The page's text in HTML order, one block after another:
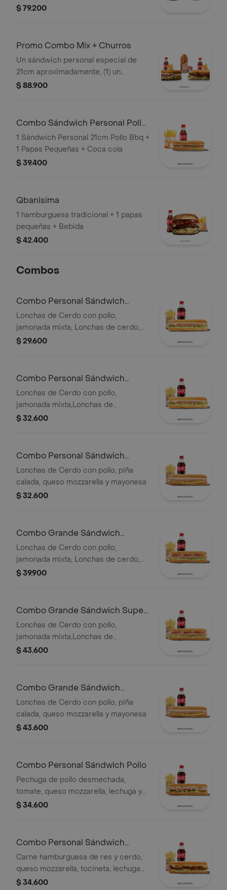
$ 79.200
Promo Combo Mix + Churros
Un sándwich personal especial de
21cm aproximadamente, (1) un
sándwich personal ropa vieja o pollo
limonadas 16oz o (2) dos gaseosas
personal con arequipe
$ 88.900
Combo Sándwich Personal Pollo
BBQ
1 Sándwich Personal 21cm Pollo Bbq +
1 Papas Pequeñas + Coca cola
$ 39.400
Qbanisima
1 hamburguesa tradicional + 1 papas
pequeñas + Bebida
$ 42.400
Combos
Combo Personal Sándwich
Especial
Lonchas de Cerdo con pollo,
jamonada mixta, Lonchas de cerdo,
cordero y res, queso mozzarella,
$ 29.600
Combo Personal Sándwich
Super Especial
Lonchas de Cerdo con pollo,
jamonada mixta,Lonchas de
cerdo,cordero y res,
Qbano
$ 32.600
Combo Personal Sándwich
Hawaiano
Lonchas de Cerdo con pollo, piña
calada, queso mozzarella y mayonesa
$ 32.600
Combo Grande Sándwich
Especial
Lonchas de Cerdo con pollo,
jamonada mixta, Lonchas de cerdo,
cordero y res, queso mozzarella,
$ 39.900
Combo Grande Sándwich Super
Especial
Lonchas de Cerdo con pollo,
jamonada mixta,Lonchas de
cerdo,cordero y res,
Qbano
$ 43.600
Combo Grande Sándwich
Hawaiano
Lonchas de Cerdo con pollo, piña
calada, queso mozzarella y mayonesa
$ 43.600
Combo Personal Sándwich Pollo
Pechuga de pollo desmechada,
tomate, queso mozzarella, lechuga y
mayonesa, papas a la francesa y
$ 34.600
Combo Personal Sándwich
Burguer
Carne hamburguesa de res y cerdo,
queso mozzarella, tocineta, lechuga
Batavia, tomate, pepinillos, salsa BBQ
$ 34.600